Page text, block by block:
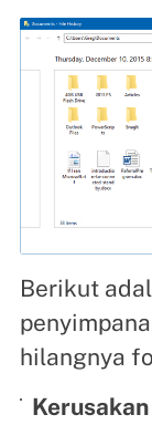
Berikut
hilangnya